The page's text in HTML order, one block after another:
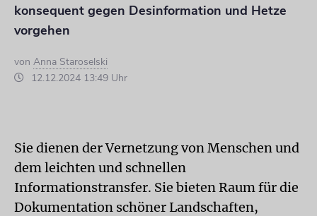
konsequent gegen Desinformation und Hetze
vorgehen
von Anna Staroselski
12.12.2024 13:49 Uhr
Sie dienen der Vernetzung von Menschen und
dem leichten und schnellen
Informationstransfer. Sie bieten Raum für die
Dokumentation schöner Landschaften,